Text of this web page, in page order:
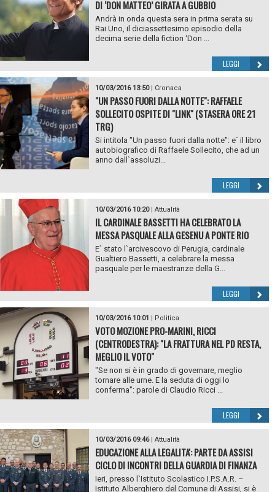
DI ‘DON MATTEO’ GIRATA A GUBBIO
Andrà in onda questa sera in prima serata su
Rai Uno, il diciassettesimo episodio della
decima serie della fiction ‘Don ...
LEGGI
10/03/2016 13:50| Cronaca
"UN PASSO FUORI DALLA NOTTE": RAFFAELE
SOLLECITO OSPITE DI "LINK" (STASERA ORE 21
TRG)
Si intitola "Un passo fuori dalla notte": e` il libro
autobiografico di Raffaele Sollecito, che ad un
anno dall`assoluzi...
LEGGI
10/03/2016 10:20| Attualità
IL CARDINALE BASSETTI HA CELEBRATO LA
MESSA PASQUALE ALLA GESENU A PONTE RIO
E` stato l`arcivescovo di Perugia, cardinale
Gualtiero Bassetti, a celebrare la messa
pasquale per le maestranze della G...
LEGGI
10/03/2016 10:01 Politica
VOTO MOZIONE PRO-MARINI, RICCI
(CENTRODESTRA): "LA FRATTURA NEL PD RESTA,
MEGLIO IL VOTO"
"Se non si è in grado di governare, meglio
tornare alle urne. E la seduta di oggi lo
conferma": parole di Claudio Ricci ...
LEGGI
10/03/2016 09:46| Attualità
EDUCAZIONE ALLA LEGALITA': PARTE DA ASSISI
CICLO DI INCONTRI DELLA GUARDIA DI FINANZA
Ieri, presso l`Istituto Scolastico I.P.S.A.R. –
Istituto Alberghiero del Comune di Assisi, si è